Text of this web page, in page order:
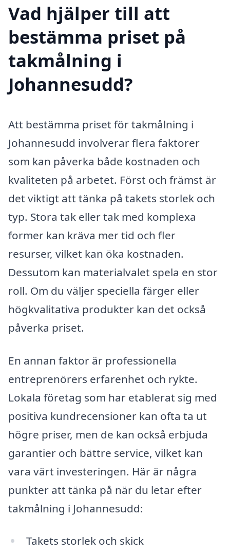
Vad hjälper till att
bestämma priset på
takmålning i
Johannesudd?
Att bestämma priset för takmålning i
Johannesudd involverar flera faktorer
som kan påverka både kostnaden och
kvaliteten på arbetet. Först och främst är
det viktigt att tänka på takets storlek och
typ. Stora tak eller tak med komplexa
former kan kräva mer tid och fler
resurser, vilket kan öka kostnaden.
Dessutom kan materialvalet spela en stor
roll. Om du väljer speciella färger eller
högkvalitativa produkter kan det också
påverka priset.
En annan faktor är professionella
entreprenörers erfarenhet och rykte.
Lokala företag som har etablerat sig med
positiva kundrecensioner kan ofta ta ut
högre priser, men de kan också erbjuda
garantier och bättre service, vilket kan
vara värt investeringen. Här är några
punkter att tänka på när du letar efter
takmålning i Johannesudd:
Takets storlek och skick